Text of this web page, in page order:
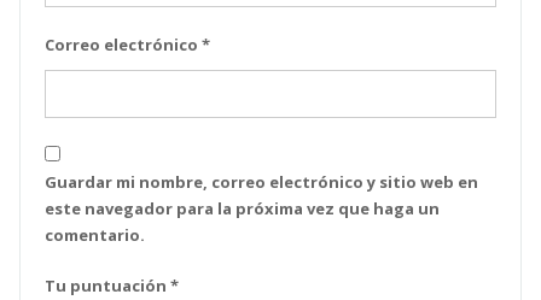
Correo electrónico *
Guardar mi nombre, correo electrónico y sitio web en
este navegador para la próxima vez que haga un
comentario.
Tu puntuación *